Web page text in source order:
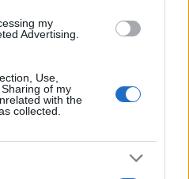
my
Advertising.
Use,
of my
with the
collected.